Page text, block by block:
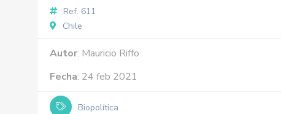
Ref. 611
Chile
Autor: Mauricio Riffo
Fecha: 24 feb 2021
Biopolítica